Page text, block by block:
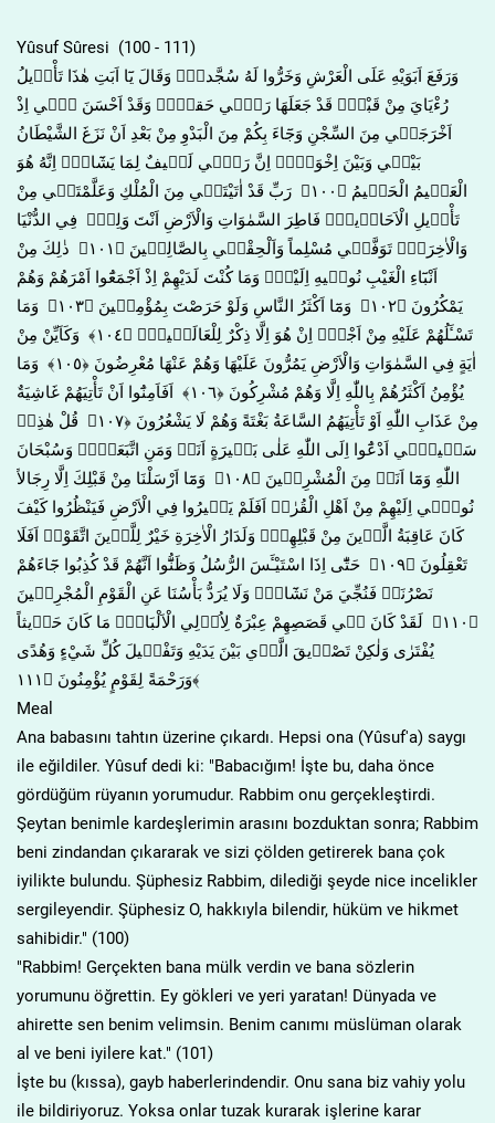
Yûsuf Sûresi (100 - 111)
وَرَفَعَ اَبَوَيْهِ عَلَى الْعَرْشِ وَخَرُّوا لَهُ سُجَّداًۚ وَقَالَ يَٓا اَبَتِ هٰذَا تَأْو۪يلُ
رُءْيَايَ مِنْ قَبْلُۘ قَدْ جَعَلَهَا رَبّ۪ي حَقاًّۜ وَقَدْ اَحْسَنَ ب۪ٓي اِذْ
اَخْرَجَن۪ي مِنَ السِّجْنِ وَجَٓاءَ بِكُمْ مِنَ الْبَدْوِ مِنْ بَعْدِ اَنْ نَزَغَ الشَّيْطَانُ
بَيْن۪ي وَبَيْنَ اِخْوَت۪يۜ اِنَّ رَبّ۪ي لَط۪يفٌ لِمَا يَشَٓاءُۜ اِنَّهُ هُوَ
الْعَل۪يمُ الْحَك۪يمُ ﴿١٠٠﴾ رَبِّ قَدْ اٰتَيْتَن۪ي مِنَ الْمُلْكِ وَعَلَّمْتَن۪ي مِنْ
تَأْو۪يلِ الْاَحَاد۪يثِۚ فَاطِرَ السَّمٰوَاتِ وَالْاَرْضِ اَنْتَ وَلِيّ۪ فِي الدُّنْيَا
وَالْاٰخِرَةِۚ تَوَفَّن۪ي مُسْلِماً وَاَلْحِقْن۪ي بِالصَّالِح۪ينَ ﴿١٠١﴾ ذٰلِكَ مِنْ
اَنْبَٓاءِ الْغَيْبِ نُوح۪يهِ اِلَيْكَۚ وَمَا كُنْتَ لَدَيْهِمْ اِذْ اَجْمَعُٓوا اَمْرَهُمْ وَهُمْ
يَمْكُرُونَ ﴿١٠٢﴾ وَمَٓا اَكْثَرُ النَّاسِ وَلَوْ حَرَصْتَ بِمُؤْمِن۪ينَ ﴿١٠٣﴾ وَمَا
تَسْـَٔلُهُمْ عَلَيْهِ مِنْ اَجْرٍۜ اِنْ هُوَ اِلَّا ذِكْرٌ لِلْعَالَم۪ينَ۟ ﴿١٠٤﴾ وَكَاَيِّنْ مِنْ
اٰيَةٍ فِي السَّمٰوَاتِ وَالْاَرْضِ يَمُرُّونَ عَلَيْهَا وَهُمْ عَنْهَا مُعْرِضُونَ ﴿١٠٥﴾ وَمَا
يُؤْمِنُ اَكْثَرُهُمْ بِاللّٰهِ اِلَّا وَهُمْ مُشْرِكُونَ ﴿١٠٦﴾ اَفَاَمِنُٓوا اَنْ تَأْتِيَهُمْ غَاشِيَةٌ
مِنْ عَذَابِ اللّٰهِ اَوْ تَأْتِيَهُمُ السَّاعَةُ بَغْتَةً وَهُمْ لَا يَشْعُرُونَ ﴿١٠٧﴾ قُلْ هٰذِه۪
سَب۪يل۪ٓي اَدْعُٓوا اِلَى اللّٰهِ عَلٰى بَص۪يرَةٍ اَنَا۬ وَمَنِ اتَّبَعَن۪يۜ وَسُبْحَانَ
اللّٰهِ وَمَٓا اَنَا۬ مِنَ الْمُشْرِك۪ينَ ﴿١٠٨﴾ وَمَٓا اَرْسَلْنَا مِنْ قَبْلِكَ اِلَّا رِجَالاً
نُوح۪ٓي اِلَيْهِمْ مِنْ اَهْلِ الْقُرٰىۜ اَفَلَمْ يَس۪يرُوا فِي الْاَرْضِ فَيَنْظُرُوا كَيْفَ
كَانَ عَاقِبَةُ الَّذ۪ينَ مِنْ قَبْلِهِمْۜ وَلَدَارُ الْاٰخِرَةِ خَيْرٌ لِلَّذ۪ينَ اتَّقَوْاۜ اَفَلَا
تَعْقِلُونَ ﴿١٠٩﴾ حَتّٰٓى اِذَا اسْتَيْـَٔسَ الرُّسُلُ وَظَنُّٓوا اَنَّهُمْ قَدْ كُذِبُوا جَٓاءَهُمْ
نَصْرُنَاۙ فَنُجِّيَ مَنْ نَشَٓاءُۜ وَلَا يُرَدُّ بَأْسُنَا عَنِ الْقَوْمِ الْمُجْرِم۪ينَ
﴿١١٠﴾ لَقَدْ كَانَ ف۪ي قَصَصِهِمْ عِبْرَةٌ لِاُو۬لِي الْاَلْبَابِۜ مَا كَانَ حَد۪يثاً
يُفْتَرٰى وَلٰكِنْ تَصْد۪يقَ الَّذ۪ي بَيْنَ يَدَيْهِ وَتَفْص۪يلَ كُلِّ شَيْءٍ وَهُدًى
وَرَحْمَةً لِقَوْمٍ يُؤْمِنُونَ ﴿١١١﴾
Meal
Ana babasını tahtın üzerine çıkardı. Hepsi ona (Yûsuf'a) saygı
ile eğildiler. Yûsuf dedi ki: "Babacığım! İşte bu, daha önce
gördüğüm rüyanın yorumudur. Rabbim onu gerçekleştirdi.
Şeytan benimle kardeşlerimin arasını bozduktan sonra; Rabbim
beni zindandan çıkararak ve sizi çölden getirerek bana çok
iyilikte bulundu. Şüphesiz Rabbim, dilediği şeyde nice incelikler
sergileyendir. Şüphesiz O, hakkıyla bilendir, hüküm ve hikmet
sahibidir." (100)
"Rabbim! Gerçekten bana mülk verdin ve bana sözlerin
yorumunu öğrettin. Ey gökleri ve yeri yaratan! Dünyada ve
ahirette sen benim velimsin. Benim canımı müslüman olarak
al ve beni iyilere kat." (101)
İşte bu (kıssa), gayb haberlerindendir. Onu sana biz vahiy yolu
ile bildiriyoruz. Yoksa onlar tuzak kurarak işlerine karar